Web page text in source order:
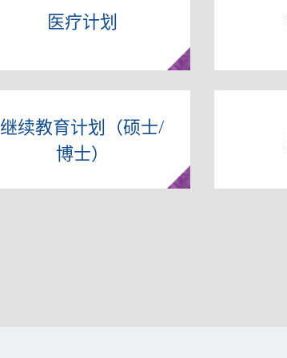
医疗计划
继续教育计划（硕士/
博士）